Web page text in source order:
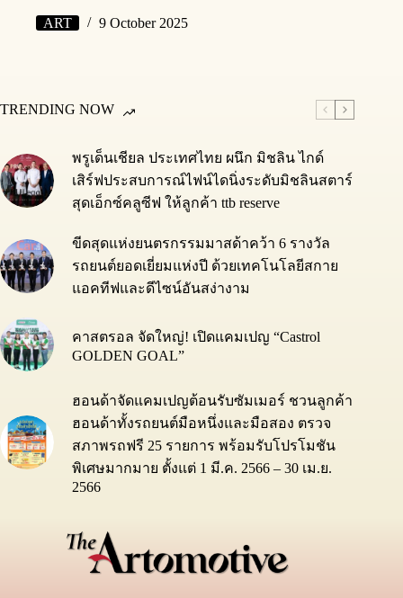
ART 9 October 2025
TRENDING NOW
พรูเด็นเชียล ประเทศไทย ผนึก มิชลิน ไกด์
เสิร์ฟประสบการณ์ไฟน์ไดนิ่งระดับมิชลินสตาร์
สุดเอ็กซ์คลูซีฟ ให้ลูกค้า ttb reserve
ขีดสุดแห่งยนตรกรรมมาสด้าคว้า 6 รางวัล
รถยนต์ยอดเยี่ยมแห่งปี ด้วยเทคโนโลยีสกาย
แอคทีฟและดีไซน์อันสง่างาม
คาสตรอล จัดใหญ่! เปิดแคมเปญ “Castrol
GOLDEN GOAL”
ฮอนด้าจัดแคมเปญต้อนรับซัมเมอร์ ชวนลูกค้า
ฮอนด้าทั้งรถยนต์มือหนึ่งและมือสอง ตรวจ
สภาพรถฟรี 25 รายการ พร้อมรับโปรโมชัน
พิเศษมากมาย ตั้งแต่ 1 มี.ค. 2566 – 30 เม.ย.
2566